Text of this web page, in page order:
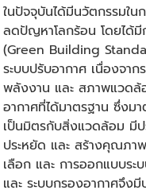
ในปัจจุบันได้มีนวัตกรรมใน
ลดปัญหาโลกร้อน โดยได้มี
(Green Building
ระบบปรับอากาศ เนื่องจา
พลังงาน และ สภาพแวดล้
อากาศที่ได้มาตรฐาน ซึ่งมา
เป็นมิตรกับสิ่งแวดล้อม มีป
ประหยัด และ สร้างคุณภ
เลือก และ การออกแบบระ
และ ระบบกรองอากาศจึง